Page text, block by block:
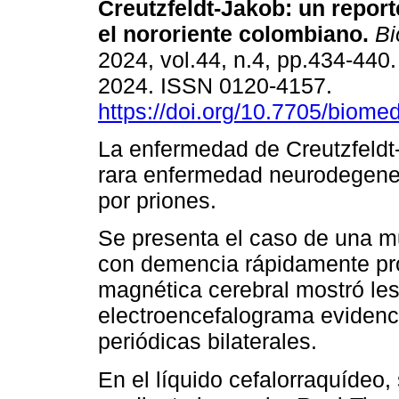
Creutzfeldt-Jakob: un
el nororiente colombiano.
2024, vol.44, n.4, pp.434-
2024. ISSN 0120-4157.
https://doi.org/10.7705/
La enfermedad de
rara enfermedad
por priones.
Se presenta el caso de una
con demencia rápidamente
magnética cerebral mostró
electroencefalograma
periódicas bilaterales.
En el líquido